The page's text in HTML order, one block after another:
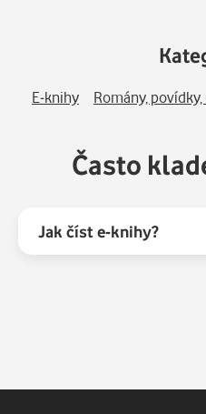
E-knihy Romány,
Často
Jak číst e-knihy?